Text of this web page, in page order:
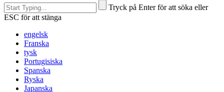
Tryck på Enter för att söka eller
ESC för att stänga
engelsk
Franska
tysk
Portugisiska
Spanska
Ryska
Japanska